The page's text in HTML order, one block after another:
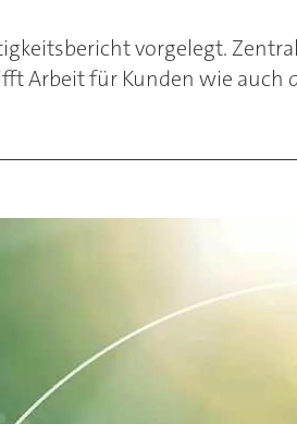
vorgelegt.
Arbeit für Kunden wie auch